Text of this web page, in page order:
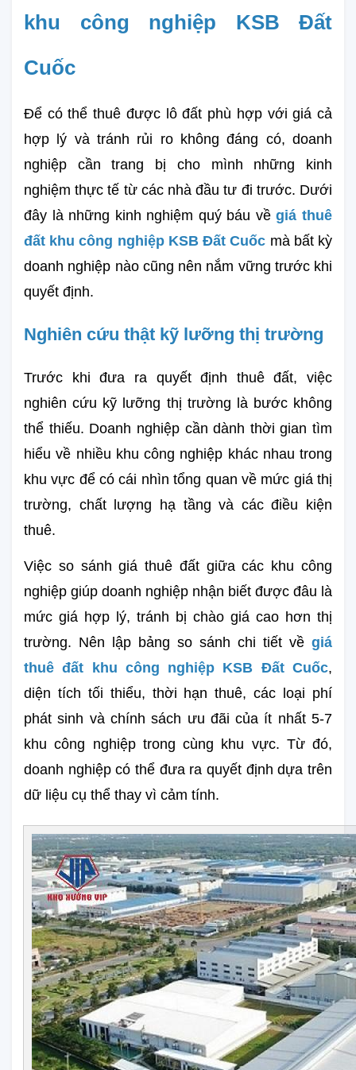
khu công nghiệp KSB Đất
Cuốc
Để có thể thuê được lô đất phù hợp với giá cả
hợp lý và tránh rủi ro không đáng có, doanh
nghiệp cần trang bị cho mình những kinh
nghiệm thực tế từ các nhà đầu tư đi trước. Dưới
đây là những kinh nghiệm quý báu về giá thuê
đất khu công nghiệp KSB Đất Cuốc mà bất kỳ
doanh nghiệp nào cũng nên nắm vững trước khi
quyết định.
Nghiên cứu thật kỹ lưỡng thị trường
Trước khi đưa ra quyết định thuê đất, việc
nghiên cứu kỹ lưỡng thị trường là bước không
thể thiếu. Doanh nghiệp cần dành thời gian tìm
hiểu về nhiều khu công nghiệp khác nhau trong
khu vực để có cái nhìn tổng quan về mức giá thị
trường, chất lượng hạ tầng và các điều kiện
thuê.
Việc so sánh giá thuê đất giữa các khu công
nghiệp giúp doanh nghiệp nhận biết được đâu là
mức giá hợp lý, tránh bị chào giá cao hơn thị
trường. Nên lập bảng so sánh chi tiết về giá
thuê đất khu công nghiệp KSB Đất Cuốc,
diện tích tối thiểu, thời hạn thuê, các loại phí
phát sinh và chính sách ưu đãi của ít nhất 5-7
khu công nghiệp trong cùng khu vực. Từ đó,
doanh nghiệp có thể đưa ra quyết định dựa trên
dữ liệu cụ thể thay vì cảm tính.